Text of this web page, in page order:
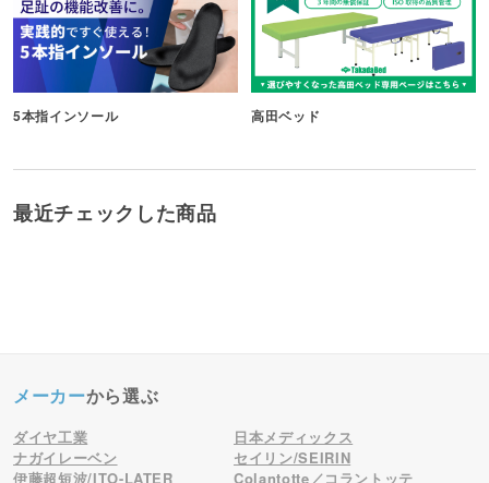
5本指インソール 高田ベッド
最近チェックした商品
メーカーから選ぶ
ダイヤ工業
日本メディックス
ナガイレーベン
セイリン/SEIRIN
伊藤超短波/ITO-LATER
Colantotte／コラントッテ